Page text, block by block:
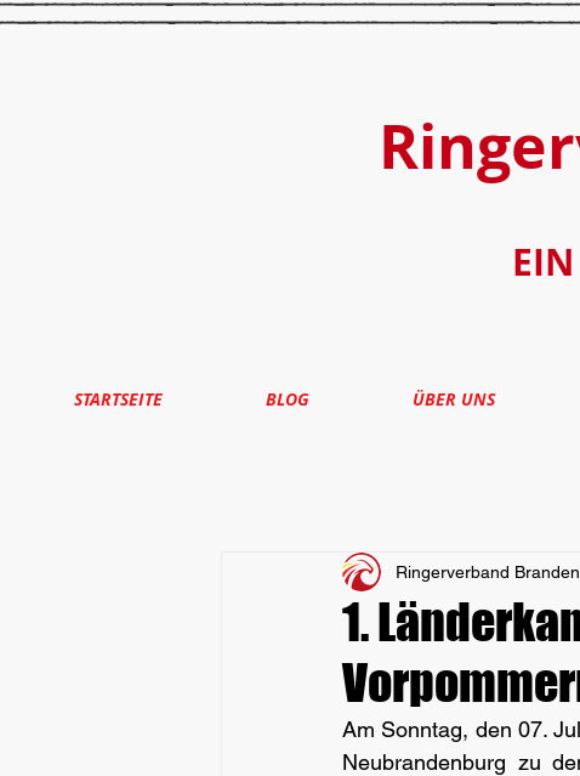
STARTSEITE BLOG ÜBER UNS
1.
Ringerverband
Am Sonntag, den 07.
Neubrandenburg zu